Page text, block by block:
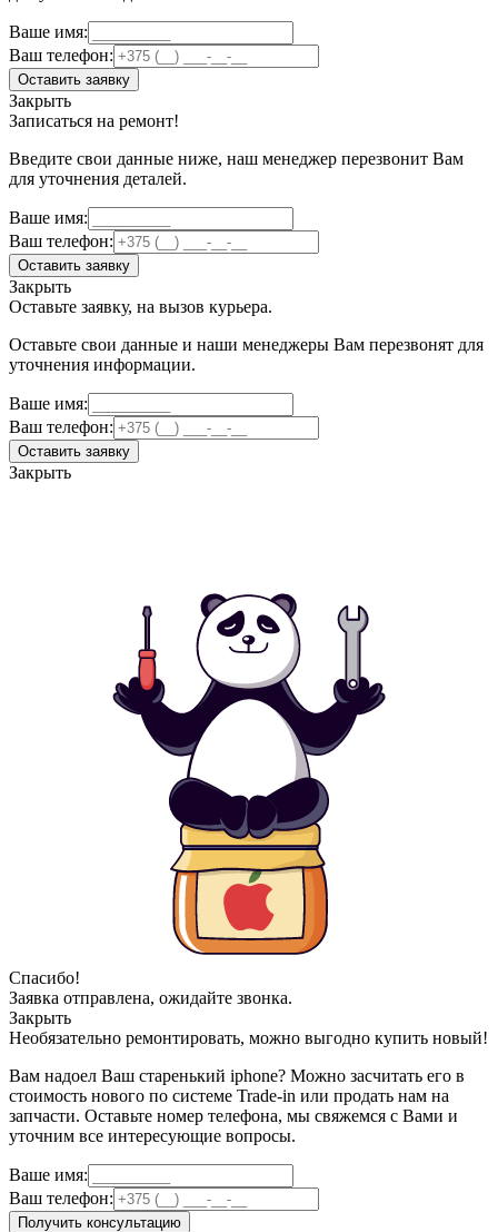
Ваше имя:
Ваш телефон:
Оставить заявку
Закрыть
Записаться на ремонт!
Введите свои данные ниже, наш менеджер перезвонит Вам
для уточнения деталей.
Ваше имя:
Ваш телефон:
Оставить заявку
Закрыть
Оставьте заявку, на вызов курьера.
Оставьте свои данные и наши менеджеры Вам перезвонят для
уточнения информации.
Ваше имя:
Ваш телефон:
Оставить заявку
Закрыть
Спасибо!
Заявка отправлена, ожидайте звонка.
Закрыть
Необязательно ремонтировать, можно выгодно купить новый!
Вам надоел Ваш старенький iphone? Можно засчитать его в
стоимость нового по системе Trade-in или продать нам на
запчасти. Оставьте номер телефона, мы свяжемся с Вами и
уточним все интересующие вопросы.
Ваше имя:
Ваш телефон:
Получить консультацию